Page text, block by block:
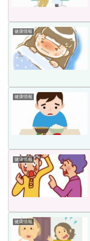
健康情報
健康情報
健康情報
健康情報